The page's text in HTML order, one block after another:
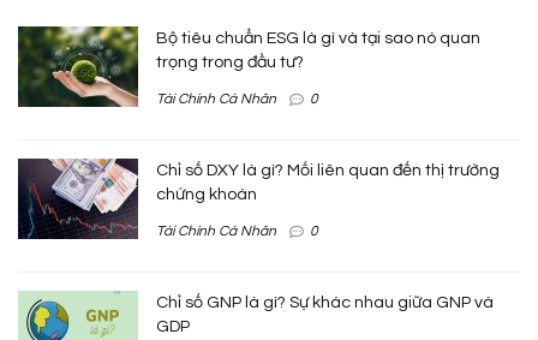
Bộ tiêu chuẩn ESG là gì và tại sao nó quan
trọng trong đầu tư?
Tài Chính Cá Nhân 0
Chỉ số DXY là gì? Mối liên quan đến thị trường
chứng khoán
Tài Chính Cá Nhân 0
Chỉ số GNP là gì? Sự khác nhau giữa GNP và
GDP